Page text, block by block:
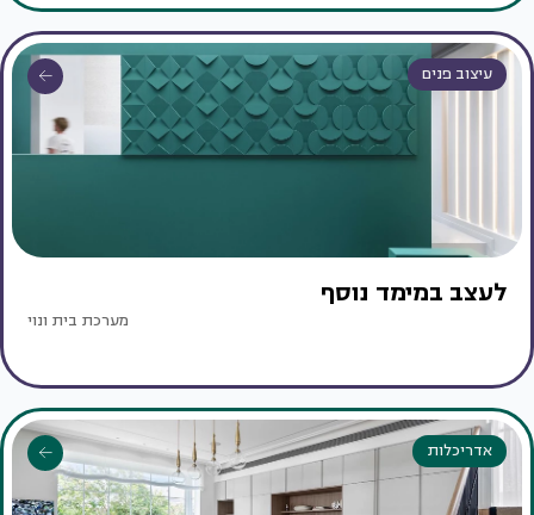
עיצוב פנים
לעצב במימד נוסף
מערכת בית ונוי
אדריכלות